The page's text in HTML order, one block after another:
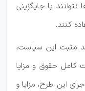
با جایگزینی
کنند.
مثبت این سیاست،
کامل حقوق و مزایا
این طرح، مزایا و